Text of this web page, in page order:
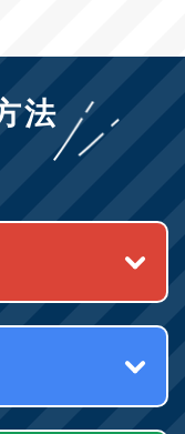
法